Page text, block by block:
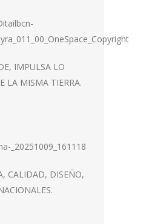
IMPULSA LO
LA MISMA TIERRA.
CALIDAD, DISEÑO,